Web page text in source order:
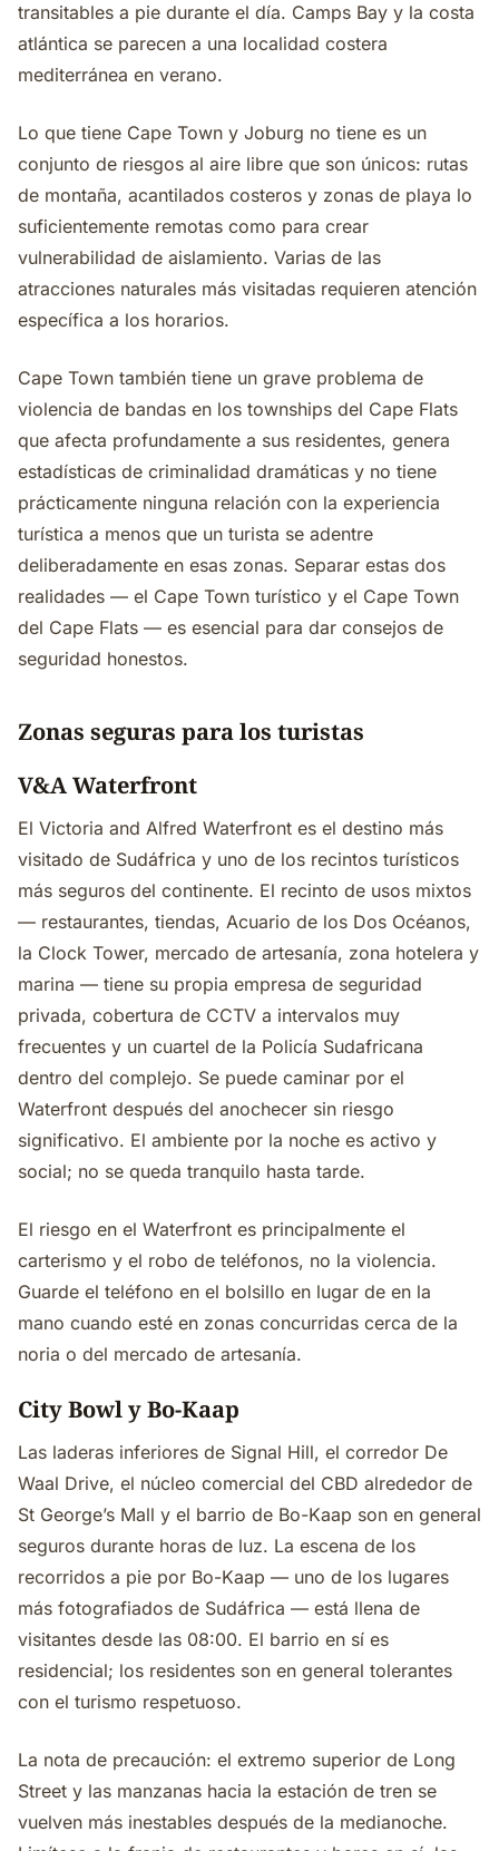
transitables a pie durante el día. Camps Bay y la costa
atlántica se parecen a una localidad costera
mediterránea en verano.
Lo que tiene Cape Town y Joburg no tiene es un
conjunto de riesgos al aire libre que son únicos: rutas
de montaña, acantilados costeros y zonas de playa lo
suficientemente remotas como para crear
vulnerabilidad de aislamiento. Varias de las
atracciones naturales más visitadas requieren atención
específica a los horarios.
Cape Town también tiene un grave problema de
violencia de bandas en los townships del Cape Flats
que afecta profundamente a sus residentes, genera
estadísticas de criminalidad dramáticas y no tiene
prácticamente ninguna relación con la experiencia
turística a menos que un turista se adentre
deliberadamente en esas zonas. Separar estas dos
realidades — el Cape Town turístico y el Cape Town
del Cape Flats — es esencial para dar consejos de
seguridad honestos.
Zonas seguras para los turistas
V&A Waterfront
El Victoria and Alfred Waterfront es el destino más
visitado de Sudáfrica y uno de los recintos turísticos
más seguros del continente. El recinto de usos mixtos
— restaurantes, tiendas, Acuario de los Dos Océanos,
la Clock Tower, mercado de artesanía, zona hotelera y
marina — tiene su propia empresa de seguridad
privada, cobertura de CCTV a intervalos muy
frecuentes y un cuartel de la Policía Sudafricana
dentro del complejo. Se puede caminar por el
Waterfront después del anochecer sin riesgo
significativo. El ambiente por la noche es activo y
social; no se queda tranquilo hasta tarde.
El riesgo en el Waterfront es principalmente el
carterismo y el robo de teléfonos, no la violencia.
Guarde el teléfono en el bolsillo en lugar de en la
mano cuando esté en zonas concurridas cerca de la
noria o del mercado de artesanía.
City Bowl y Bo-Kaap
Las laderas inferiores de Signal Hill, el corredor De
Waal Drive, el núcleo comercial del CBD alrededor de
St George’s Mall y el barrio de Bo-Kaap son en general
seguros durante horas de luz. La escena de los
recorridos a pie por Bo-Kaap — uno de los lugares
más fotografiados de Sudáfrica — está llena de
visitantes desde las 08:00. El barrio en sí es
residencial; los residentes son en general tolerantes
con el turismo respetuoso.
La nota de precaución: el extremo superior de Long
Street y las manzanas hacia la estación de tren se
vuelven más inestables después de la medianoche.